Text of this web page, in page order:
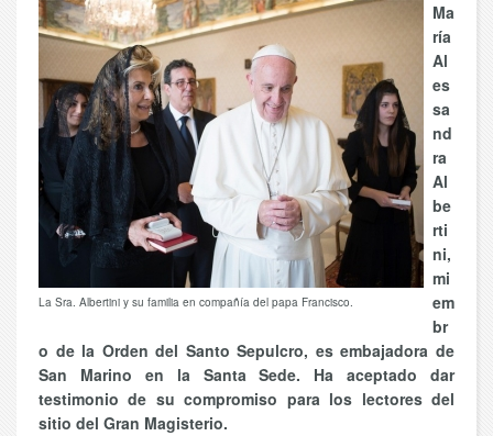
La Sra. Albertini y su familia en compañía del papa Francisco.
Ma
ría
Al
es
sa
nd
ra
Al
be
rti
ni,
mi
em
br
o de la Orden del Santo Sepulcro, es embajadora de
San Marino en la Santa Sede. Ha aceptado dar
testimonio de su compromiso para los lectores del
sitio del Gran Magisterio.